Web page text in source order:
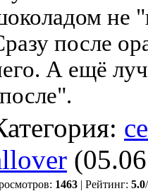
не
после
А ещё
1463 | Рейтинг: 5.0/